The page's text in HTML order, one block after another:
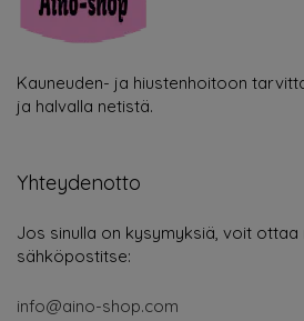
Kauneuden- ja hiustenhoitoon
ja halvalla netistä.
Yhteydenotto
Jos sinulla on kysymyksiä, voit ottaa
sähköpostitse:
info@aino-shop.com